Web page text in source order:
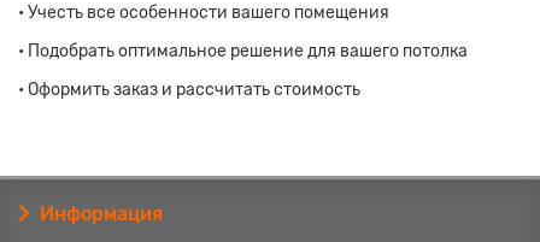
• Учесть все особенности вашего помещения
• Подобрать оптимальное решение для вашего потолка
• Оформить заказ и рассчитать стоимость
Информация